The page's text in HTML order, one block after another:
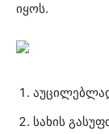
იყოს.
სახის